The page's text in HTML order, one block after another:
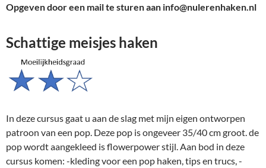
Opgeven door een mail te sturen aan info@nulerenhaken.nl
Schattige meisjes haken
In deze cursus gaat u aan de slag met mijn eigen ontworpen
patroon van een pop. Deze pop is ongeveer 35/40 cm groot. de
pop wordt aangekleed is flowerpower stijl. Aan bod in deze
cursus komen: -kleding voor een pop haken, tips en trucs, -